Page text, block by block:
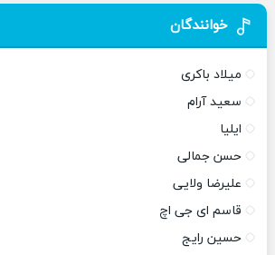
خوانندگان
میلاد باکری
سعید آرام
ایلیا
حسن جمالی
علیرضا ولایی
قاسم ای جی اچ
حسین رایج